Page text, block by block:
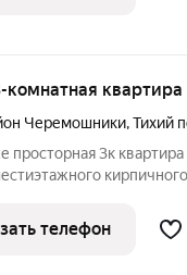
комнатная квартира
Черемошники,Тихий
просторная 3к
ремонтом.
отделанный
телефон